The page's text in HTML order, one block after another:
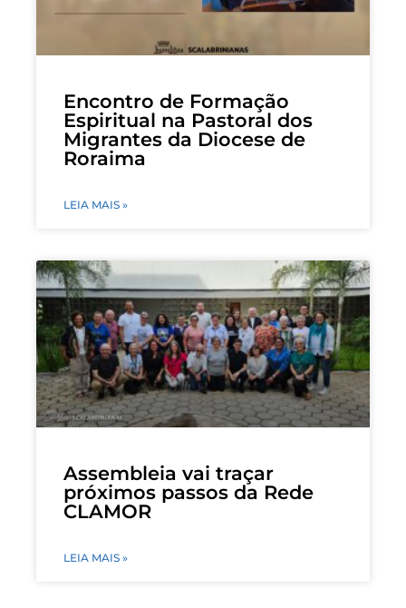
Encontro de Formação
Espiritual na Pastoral dos
Migrantes da Diocese de
Roraima
LEIA MAIS »
Assembleia vai traçar
próximos passos da Rede
CLAMOR
LEIA MAIS »